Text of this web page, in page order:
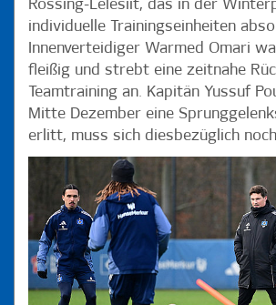
Rössing-Lelesiit, das in der
individuelle Trainingseinheiten
Innenverteidiger Warmed Omari
fleißig und strebt eine zeitnahe
Teamtraining an. Kapitän Yussuf
Mitte Dezember eine
erlitt, muss sich diesbezüglich